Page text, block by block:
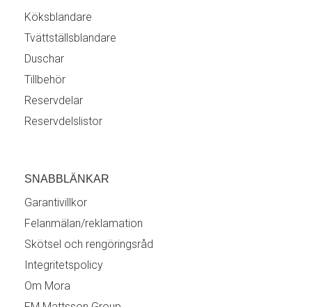
Köksblandare
Tvättställsblandare
Duschar
Tillbehör
Reservdelar
Reservdelslistor
SNABBLÄNKAR
Garantivillkor
Felanmälan/reklamation
Skötsel och rengöringsråd
Integritetspolicy
Om Mora